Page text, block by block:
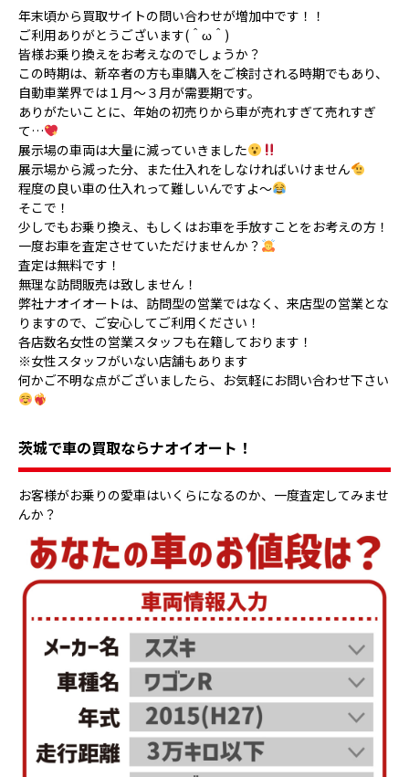
年末頃から買取サイトの問い合わせが増加中です！！
ご利用ありがとうございます(＾ω＾)
皆様お乗り換えをお考えなのでしょうか？
この時期は、新卒者の方も車購入をご検討される時期でもあり、
自動車業界では１月～３月が需要期です。
ありがたいことに、年始の初売りから車が売れすぎて売れすぎ
て…
展示場の車両は大量に減っていきました
展示場から減った分、また仕入れをしなければいけません
程度の良い車の仕入れって難しいんですよ～
そこで！
少しでもお乗り換え、もしくはお車を手放すことをお考えの方！
一度お車を査定させていただけませんか？
査定は無料です！
無理な訪問販売は致しません！
弊社ナオイオートは、訪問型の営業ではなく、来店型の営業とな
りますので、ご安心してご利用ください！
各店数名女性の営業スタッフも在籍しております！
※女性スタッフがいない店舗もあります
何かご不明な点がございましたら、お気軽にお問い合わせ下さい
茨城で車の買取ならナオイオート！
お客様がお乗りの愛車はいくらになるのか、一度査定してみませ
んか？